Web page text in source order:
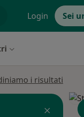
Login Sei
i risultati